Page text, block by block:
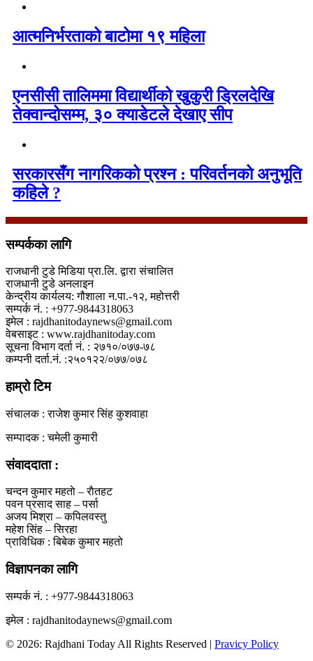
आत्मनिर्भरताको बाटोमा १९ महिला
एनसीसी तालिममा विद्यार्थीको खुकुरी ड्रिलदेखि
तेक्वान्दोसम्म, ३० क्याडेटले देखाए सीप
सरकारसँग नागरिकको प्रश्न : परिवर्तनको अनुभूति
कहिले ?
सम्पर्कका लागि
राजधानी टुडे मिडिया प्रा.लि. द्वारा संचालित
राजधानी टुडे अनलाइन
केन्द्रीय कार्यलय: गौशाला न.पा.-१२, महोत्तरी
सम्पर्क नं. : +977-9844318063
इमेल : rajdhanitodaynews@gmail.com
वेबसाइट : www.rajdhanitoday.com
सूचना विभाग दर्ता नं. : २७१०/०७७-७८
कम्पनी दर्ता.नं. :२५०१२२/०७७/०७८
हाम्रो टिम
संचालक : राजेश कुमार सिंह कुशवाहा
सम्पादक : चमेली कुमारी
संवाददाता :
चन्दन कुमार महताे – राैतहट
पवन प्रसाद साह – पर्सा
अजय मिश्रा – कपिलवस्तु
महेश सिंह – सिरहा
प्राविधिक : बिबेक कुमार महतो
विज्ञापनका लागि
सम्पर्क नं. : +977-9844318063
इमेल : rajdhanitodaynews@gmail.com
© 2026: Rajdhani Today All Rights Reserved | Pravicy Policy